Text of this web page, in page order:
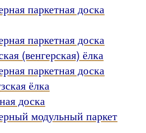
паркетная доска
паркетная доска
(венгерская) ёлка
паркетная доска
ёлка
доска
модульный паркет